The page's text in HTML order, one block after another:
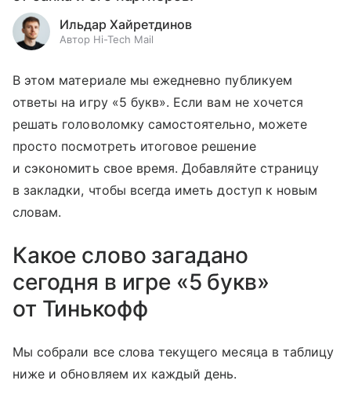
Ильдар Хайретдинов
Автор Hi-Tech Mail
В этом материале мы ежедневно публикуем
ответы на игру «5 букв». Если вам не хочется
решать головоломку самостоятельно, можете
просто посмотреть итоговое решение
и сэкономить свое время. Добавляйте страницу
в закладки, чтобы всегда иметь доступ к новым
словам.
Какое слово загадано
сегодня в игре «5 букв»
от Тинькофф
Мы собрали все слова текущего месяца в таблицу
ниже и обновляем их каждый день.